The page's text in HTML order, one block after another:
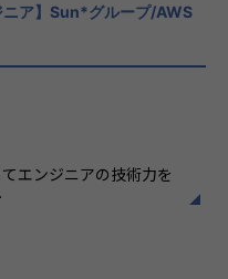
訳しオペレーションチ
フロー、発注フロー、
いく
の取扱い
ス、セールス、ラーニ
ト
TW, VN, PH, ID）の
ニア】Sun*グループ/AWS
エンジニアの技術力を